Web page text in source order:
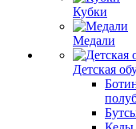
Кубки
Медали
Детская